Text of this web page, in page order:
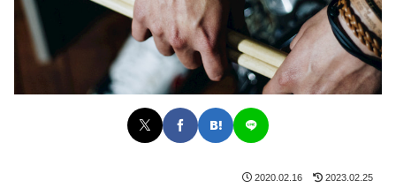
2020.02.16 2023.02.25